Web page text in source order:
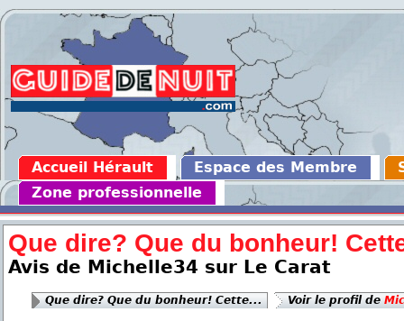
Accueil Hérault Espace des Membre
Zone professionnelle
Que dire? Que du bonheur!
Avis de Michelle34 sur Le Carat
Que dire? Que du bonheur! Cette... Voir le profil de